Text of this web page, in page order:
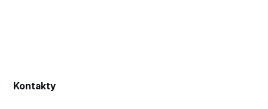
Kontakty